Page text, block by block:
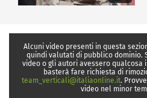
Alcuni video presenti in questa
quindi valutati di pubblico dominio.
video o gli autori avessero
basterà fare richiesta di
team_verticali@italiaonline.it.
video nel minor